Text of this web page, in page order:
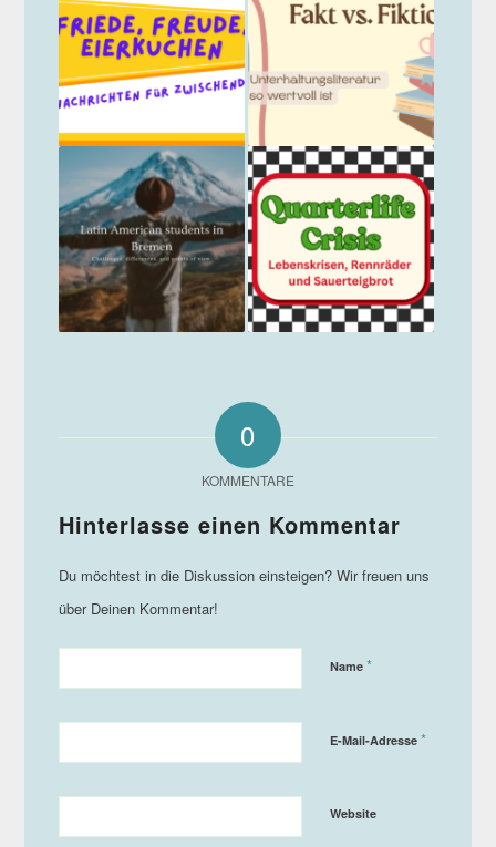
0
KOMMENTARE
Name *
E-Mail-Adresse *
Website